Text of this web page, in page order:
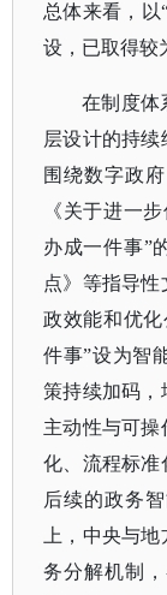
总体来看，以
设，已取得较
在制度体
层设计的持
围绕数字政
《关于进一
办成一件事”
点》等指导
政效能和优
件事”设为智
策持续加码，
主动性与可
化、流程标准
后续的政务
上，中央与
务分解机制